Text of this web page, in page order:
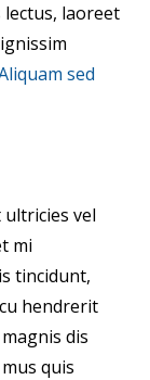
laoreet
sed
vel
mi
tincidunt,
hendrerit
dis
quis